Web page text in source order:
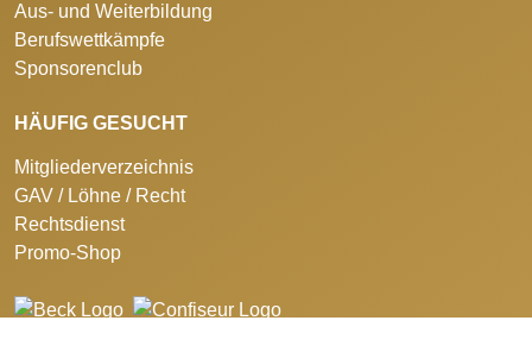
Aus- und Weiterbildung
Berufswettkämpfe
Sponsorenclub
HÄUFIG GESUCHT
Mitgliederverzeichnis
GAV / Löhne / Recht
Rechtsdienst
Promo-Shop